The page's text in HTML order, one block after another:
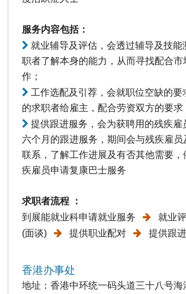
服务内容包括：
就业辅导及评估，会透过辅导及技能
职者了解本身的能力，从而寻找配合市
作；
工作选配及引荐，会就职位空缺的要
的求职者给雇主，配合劳资双方的要求
提供跟进服务，会为获聘用的残疾雇
六个月的跟进服务，期间会与残疾雇员
联系，了解工作进展及有否其他需要，
疾雇员申请复康巴士服务
求职者流程 ：
到展能就业科申请就业服务
就业
(面谈)
提供职业配对 提供跟
香港办事处
地址：香港中环统一码头道三十八号海